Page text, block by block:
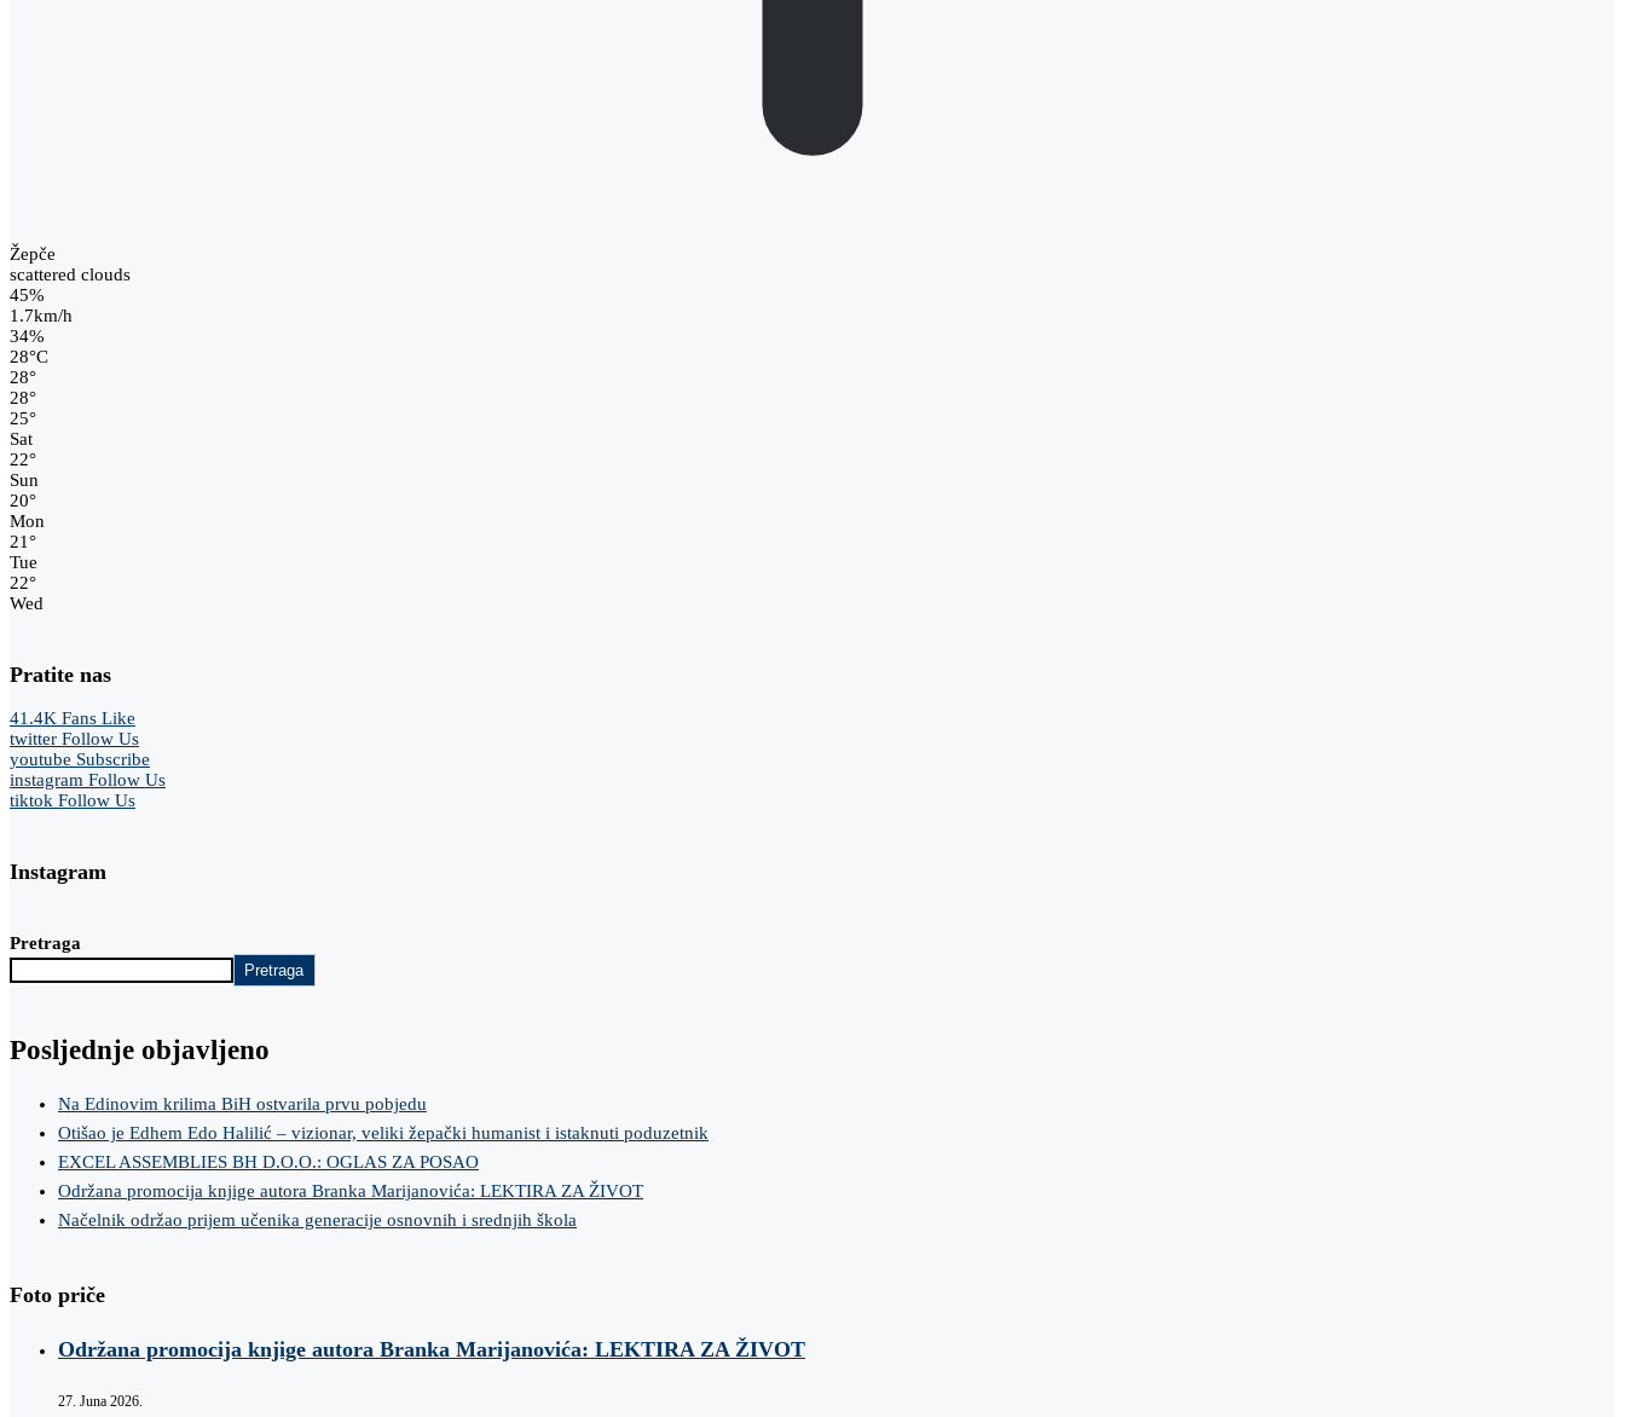
Žepče
scattered clouds
45%
1.7km/h
34%
28°C
28°
28°
25°
Sat
22°
Sun
20°
Mon
21°
Tue
22°
Wed
Pratite nas
41.4K Fans Like
twitter Follow Us
youtube Subscribe
instagram Follow Us
tiktok Follow Us
Instagram
Pretraga
Pretraga
Posljednje objavljeno
Na Edinovim krilima BiH ostvarila prvu pobjedu
Otišao je Edhem Edo Halilić – vizionar, veliki žepački humanist i istaknuti poduzetnik
EXCEL ASSEMBLIES BH D.O.O.: OGLAS ZA POSAO
Održana promocija knjige autora Branka Marijanovića: LEKTIRA ZA ŽIVOT
Načelnik održao prijem učenika generacije osnovnih i srednjih škola
Foto priče
Održana promocija knjige autora Branka Marijanovića: LEKTIRA ZA ŽIVOT
27. Juna 2026.